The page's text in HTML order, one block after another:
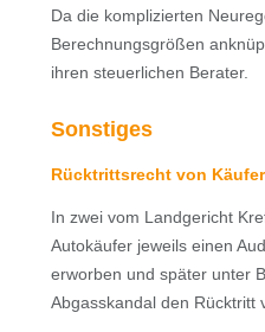
Da die komplizierten
Berechnungsgrößen
ihren steuerlichen Berater.
Sonstiges
Rücktrittsrecht von
In zwei vom Landgericht
Autokäufer jeweils einen
erworben und später unter
Abgasskandal den Rücktritt